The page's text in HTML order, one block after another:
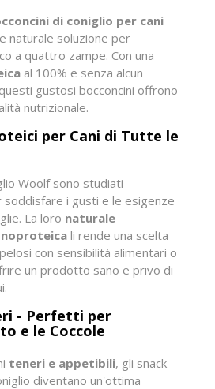
di coniglio per cani
naturale soluzione per
a quattro zampe. Con una
al 100% e senza alcun
gustosi bocconcini offrono
nutrizionale.
per Cani di Tutte le
Woolf sono studiati
i gusti e le esigenze
La loro naturale
li rende una scelta
con sensibilità alimentari o
un prodotto sano e privo di
- Perfetti per
e le Coccole
teneri e appetibili, gli snack
diventano un'ottima